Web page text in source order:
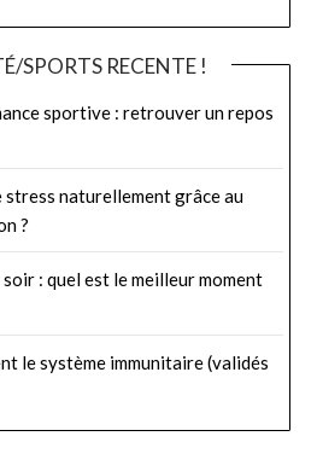
SPORTS RECENTE !
sportive : retrouver un repos
stress naturellement grâce au
?
: quel est le meilleur moment
le système immunitaire (validés